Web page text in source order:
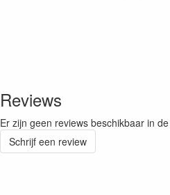
Reviews
Er zijn geen reviews beschikbaar in
Schrijf een review